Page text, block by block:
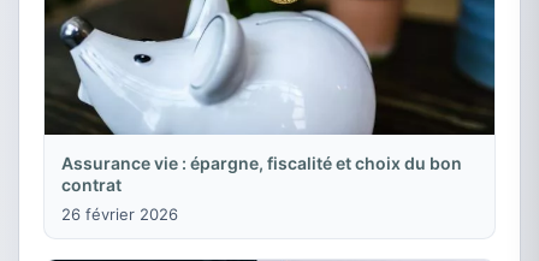
Assurance vie : épargne, fiscalité et choix du bon
contrat
26 février 2026